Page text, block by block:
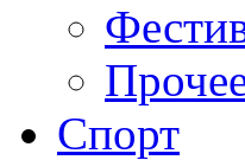
Спорт